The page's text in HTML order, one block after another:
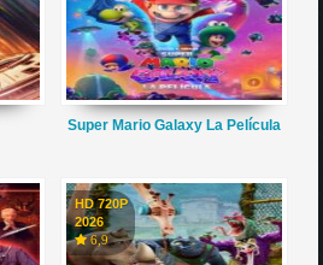
Super Mario Galaxy La Película
HD 720P
2026
6,9